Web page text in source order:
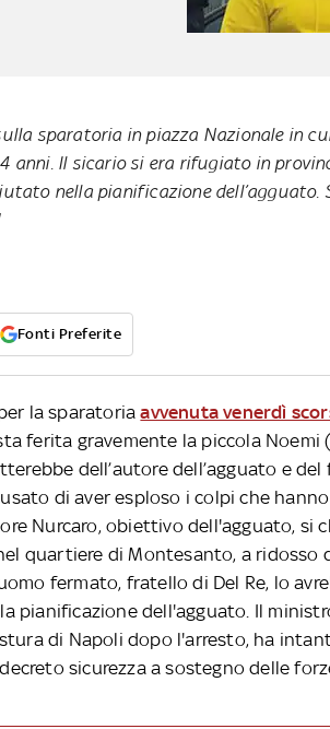
sparatoria in piazza Nazionale in
anni. Il sicario si era rifugiato in
nella pianificazione dell’agguato.
Fonti Preferite
la sparatoriaavvenuta venerdì
ferita gravemente la piccola Noemi (
dell’autore dell’agguato e
di aver esploso i colpi che
Nurcaro, obiettivo dell'agguato, si
quartiere di Montesanto, a ridosso
fermato, fratello di Del Re, lo
pianificazione dell'agguato. Il
di Napoli dopo l'arresto, ha
sicurezza a sostegno delle